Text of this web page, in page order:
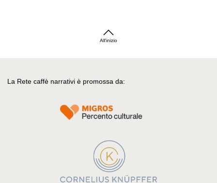
All'inizio
La Rete caffè narrativi è promossa da: